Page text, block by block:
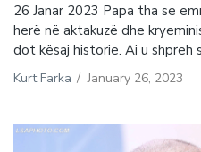
26 Janar 2023 Papa tha se
herë në aktakuzë dhe
dot kësaj historie. Ai u shpreh
Kurt Farka / January 26, 2023